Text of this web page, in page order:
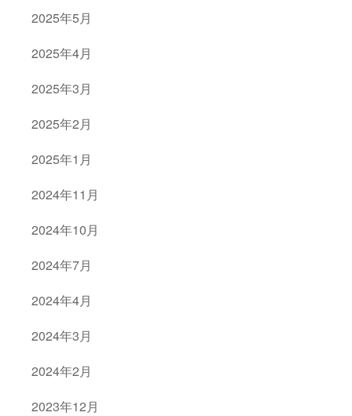
2025年5月
2025年4月
2025年3月
2025年2月
2025年1月
2024年11月
2024年10月
2024年7月
2024年4月
2024年3月
2024年2月
2023年12月